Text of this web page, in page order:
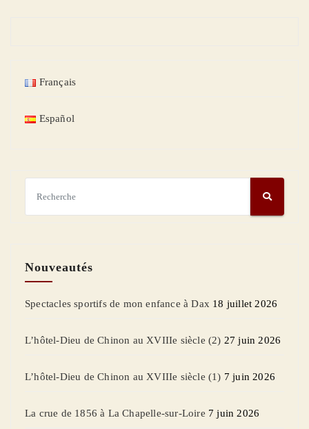
Français
Español
Nouveautés
Spectacles sportifs de mon enfance à Dax 18 juillet 2026
L’hôtel-Dieu de Chinon au XVIIIe siècle (2) 27 juin 2026
L’hôtel-Dieu de Chinon au XVIIIe siècle (1) 7 juin 2026
La crue de 1856 à La Chapelle-sur-Loire 7 juin 2026